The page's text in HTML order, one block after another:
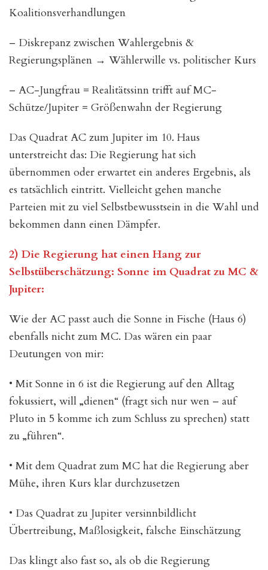
Koalitionsverhandlungen
– Diskrepanz zwischen Wahlergebnis &
Regierungsplänen → Wählerwille vs. politischer Kurs
– AC-Jungfrau = Realitätssinn trifft auf MC-
Schütze/Jupiter = Größenwahn der Regierung
Das Quadrat AC zum Jupiter im 10. Haus
unterstreicht das: Die Regierung hat sich
übernommen oder erwartet ein anderes Ergebnis, als
es tatsächlich eintritt. Vielleicht gehen manche
Parteien mit zu viel Selbstbewusstsein in die Wahl und
bekommen dann einen Dämpfer.
2) Die Regierung hat einen Hang zur
Selbstüberschätzung: Sonne im Quadrat zu MC &
Jupiter:
Wie der AC passt auch die Sonne in Fische (Haus 6)
ebenfalls nicht zum MC. Das wären ein paar
Deutungen von mir:
• Mit Sonne in 6 ist die Regierung auf den Alltag
fokussiert, will „dienen“ (fragt sich nur wen – auf
Pluto in 5 komme ich zum Schluss zu sprechen) statt
zu „führen“.
• Mit dem Quadrat zum MC hat die Regierung aber
Mühe, ihren Kurs klar durchzusetzen
• Das Quadrat zu Jupiter versinnbildlicht
Übertreibung, Maßlosigkeit, falsche Einschätzung
Das klingt also fast so, als ob die Regierung